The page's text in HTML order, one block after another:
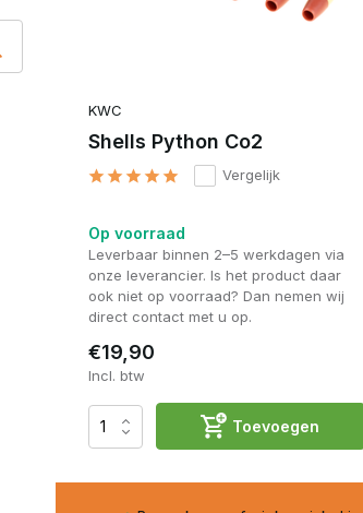
KWC
Shells Python Co2
Vergelijk
Op voorraad
Leverbaar binnen 2–5 werkdagen via
onze leverancier. Is het product daar
ook niet op voorraad? Dan nemen wij
direct contact met u op.
€19,90
Incl. btw
Toevoegen